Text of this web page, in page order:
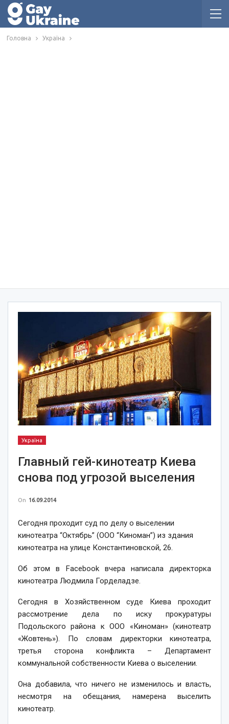
Головна Україна
Україна
Главный гей-кинотеатр Киева
снова под угрозой выселения
On 16.09.2014
Сегодня проходит суд по делу о выселении
кинотеатра “Октябрь” (ООО “Киноман”) из здания
кинотеатра на улице Константиновской, 26.
Об этом в Facebook вчера написала директорка
кинотеатра Людмила Горделадзе.
Сегодня в Хозяйственном суде Киева проходит
рассмотрение дела по иску прокуратуры
Подольского района к ООО «Киноман» (кинотеатр
«Жовтень»). По словам директорки кинотеатра,
третья сторона конфликта – Департамент
коммунальной собственности Киева о выселении.
Она добавила, что ничего не изменилось и власть,
несмотря на обещания, намерена выселить
кинотеатр.